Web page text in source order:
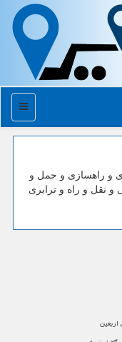
منو
و راهسازی و حمل و
نقل و راه و ترابری